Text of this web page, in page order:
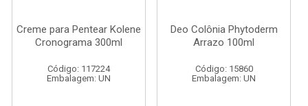
Creme para Pentear Kolene
Cronograma 300ml
Código: 117224
Embalagem: UN
Deo Colônia Phytoderm
Arrazo 100ml
Código: 15860
Embalagem: UN